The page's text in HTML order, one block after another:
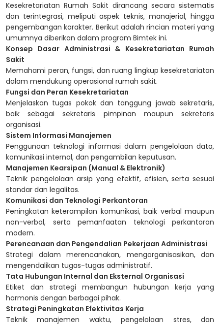
Kesekretariatan Rumah Sakit dirancang secara sistematis
dan terintegrasi, meliputi aspek teknis, manajerial, hingga
pengembangan karakter. Berikut adalah rincian materi yang
umumnya diberikan dalam program Bimtek ini.
Konsep Dasar Administrasi & Kesekretariatan Rumah
Sakit
Memahami peran, fungsi, dan ruang lingkup kesekretariatan
dalam mendukung operasional rumah sakit.
Fungsi dan Peran Kesekretariatan
Menjelaskan tugas pokok dan tanggung jawab sekretaris,
baik sebagai sekretaris pimpinan maupun sekretaris
organisasi.
Sistem Informasi Manajemen
Penggunaan teknologi informasi dalam pengelolaan data,
komunikasi internal, dan pengambilan keputusan.
Manajemen Kearsipan (Manual & Elektronik)
Teknik pengelolaan arsip yang efektif, efisien, serta sesuai
standar dan legalitas.
Komunikasi dan Teknologi Perkantoran
Peningkatan keterampilan komunikasi, baik verbal maupun
non-verbal, serta pemanfaatan teknologi perkantoran
modern.
Perencanaan dan Pengendalian Pekerjaan Administrasi
Strategi dalam merencanakan, mengorganisasikan, dan
mengendalikan tugas-tugas administratif.
Tata Hubungan Internal dan Eksternal Organisasi
Etiket dan strategi membangun hubungan kerja yang
harmonis dengan berbagai pihak.
Strategi Peningkatan Efektivitas Kerja
Teknik manajemen waktu, pengelolaan stres, dan